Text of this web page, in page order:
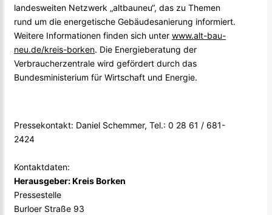
landesweiten Netzwerk „altbauneu“, das zu Themen
rund um die energetische Gebäudesanierung informiert.
Weitere Informationen finden sich unter www.alt-bau-
neu.de/kreis-borken. Die Energieberatung der
Verbraucherzentrale wird gefördert durch das
Bundesministerium für Wirtschaft und Energie.
Pressekontakt: Daniel Schemmer, Tel.: 0 28 61 / 681-
2424
Kontaktdaten:
Herausgeber: Kreis Borken
Pressestelle
Burloer Straße 93